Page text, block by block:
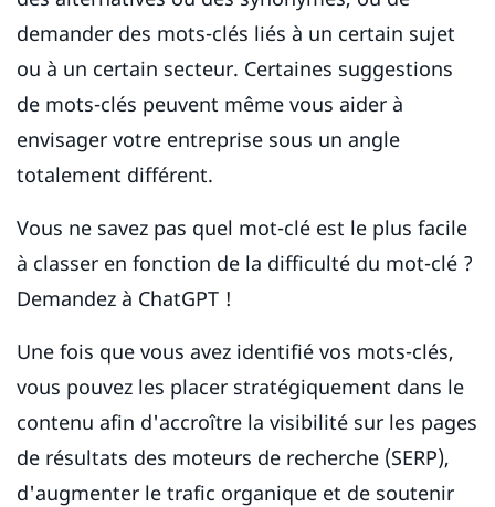
demander des mots-clés liés à un certain sujet
ou à un certain secteur. Certaines suggestions
de mots-clés peuvent même vous aider à
envisager votre entreprise sous un angle
totalement différent.
Vous ne savez pas quel mot-clé est le plus facile
à classer en fonction de la difficulté du mot-clé ?
Demandez à ChatGPT !
Une fois que vous avez identifié vos mots-clés,
vous pouvez les placer stratégiquement dans le
contenu afin d'accroître la visibilité sur les pages
de résultats des moteurs de recherche (SERP),
d'augmenter le trafic organique et de soutenir